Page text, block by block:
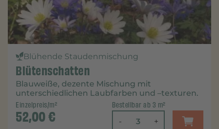
Blühende Staudenmischung
Blütenschatten
Blauweiße, dezente Mischung mit
unterschiedlichen Laubfarben und –texturen.
Einzelpreis/m²
52,00€
Bestellbar ab 3 m²
- +